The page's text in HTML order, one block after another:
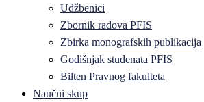
Udžbenici
Zbornik radova PFIS
Zbirka monografskih publikacija
Godišnjak studenata PFIS
Bilten Pravnog fakulteta
Naučni skup